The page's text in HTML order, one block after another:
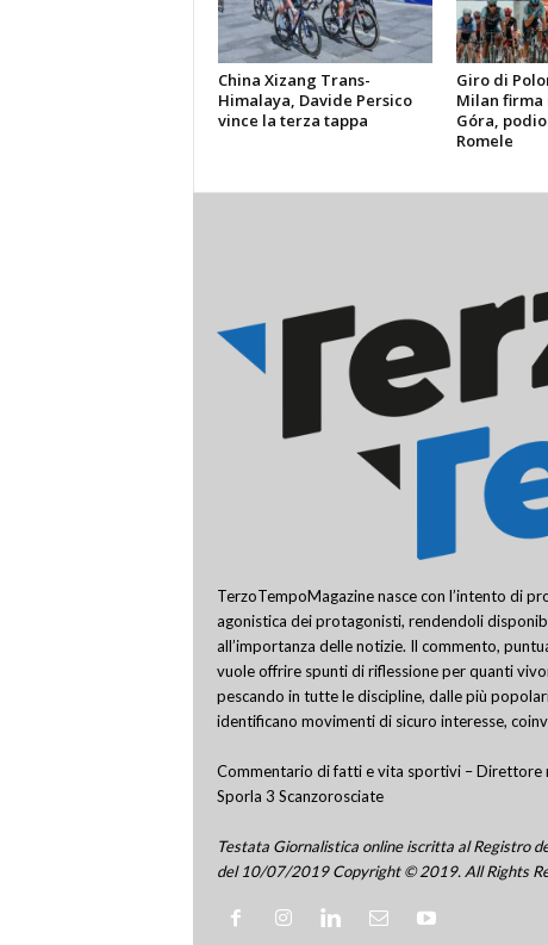
China Xizang Trans-
Himalaya, Davide Persico
vince la terza tappa
Giro di
Milan firma
Góra,
Romele
TerzoTempoMagazine nasce con l’intento di
agonistica dei protagonisti, rendendoli
all’importanza delle notizie. Il commento,
vuole offrire spunti di riflessione per quanti
pescando in tutte le discipline, dalle più
identificano movimenti di sicuro interesse,
Commentario di fatti e vita sportivi – Direttore
Sporla 3 Scanzorosciate
Testata Giornalistica online iscritta al Registro
del 10/07/2019 Copyright © 2019. All Rights